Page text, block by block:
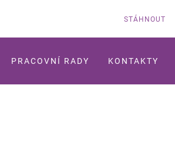
STÁHNOUT
PRACOVNÍ RADY KONTAKTY